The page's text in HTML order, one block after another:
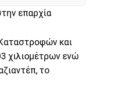
επαρχία
και
χιλιομέτρων ενώ
το